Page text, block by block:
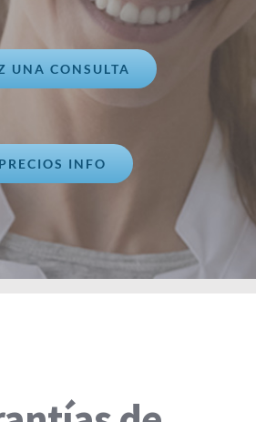
UNA CONSULTA
PRECIOS INFO